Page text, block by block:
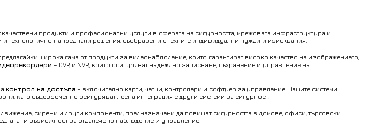
продукти и професионални услуги в сферата на сигурността, мрежовата инфраструктура и
технологично напреднали решения, съобразени с техните индивидуални нужди и изисквания.
широка гама от продукти за видеонаблюдение, които гарантират високо качество на изображението,
– DVR и NVR, които осигуряват надеждно записване, съхранение и управление на
контрол на достъпа – включително карти, четци, контролери и софтуер за управление. Нашите системи
като същевременно осигуряват лесна интеграция с други системи за сигурност.
сирени и други компоненти, предназначени да повишат сигурността в домове, офиси, търговски
и възможност за отдалечено наблюдение и управление.